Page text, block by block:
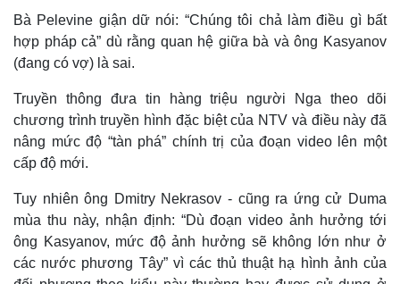
Bà Pelevine giận dữ nói: “Chúng tôi chả làm điều gì bất
hợp pháp cả” dù rằng quan hệ giữa bà và ông Kasyanov
(đang có vợ) là sai.
Truyền thông đưa tin hàng triệu người Nga theo dõi
chương trình truyền hình đặc biệt của NTV và điều này đã
nâng mức độ “tàn phá” chính trị của đoạn video lên một
cấp độ mới.
Tuy nhiên ông Dmitry Nekrasov - cũng ra ứng cử Duma
mùa thu này, nhận định: “Dù đoạn video ảnh hưởng tới
ông Kasyanov, mức độ ảnh hưởng sẽ không lớn như ở
các nước phương Tây” vì các thủ thuật hạ hình ảnh của